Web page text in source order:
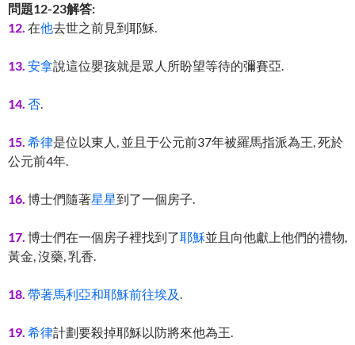
問題12-23解答:
12. 在他去世之前見到耶穌.
13. 安拿說這位嬰孩就是眾人所盼望等待的彌賽亞.
14. 否.
15. 希律是位以東人, 並且于公元前37年被羅馬指派為王, 死於
公元前4年.
16. 博士們隨著星星到了一個房子.
17. 博士們在一個房子裡找到了耶穌並且向他獻上他們的禮物,
黃金, 沒藥, 乳香.
18. 帶著馬利亞和耶穌前往埃及.
19. 希律計劃要殺掉耶穌以防將來他為王.